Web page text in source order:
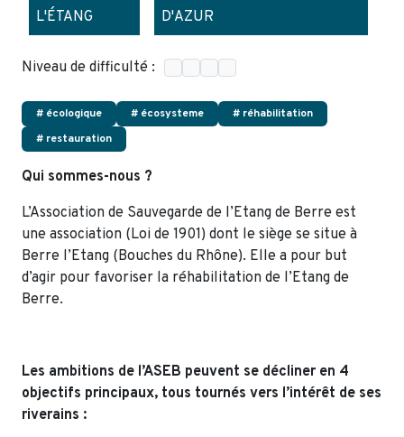
L'ÉTANG
D'AZUR
Niveau de difficulté :
# écologique # écosysteme
# réhabilitation
# restauration
Qui sommes-nous ?
L’Association de Sauvegarde de l’Etang de Berre est
une association (Loi de 1901) dont le siège se situe à
Berre l’Etang (Bouches du Rhône). Elle a pour but
d’agir pour favoriser la réhabilitation de l’Etang de
Berre.
Les ambitions de l’ASEB peuvent se décliner en 4
objectifs principaux, tous tournés vers l’intérêt de ses
riverains :